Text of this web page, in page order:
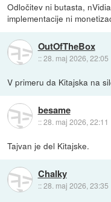
Odločitev ni butasta,
implementacije ni
OutOfTheBox
::28. maj 2026, 22:05
V primeru da Kitajska na
besame
::28. maj 2026, 22:11
Tajvan je del Kitajske.
Chalky
::28. maj 2026, 23:35